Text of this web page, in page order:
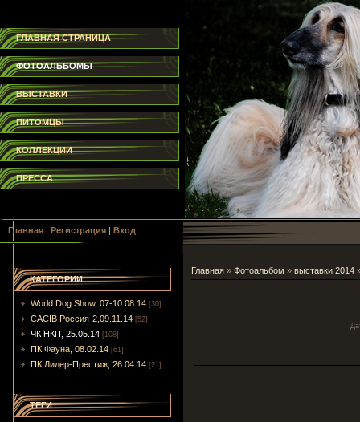
ГЛАВНАЯ СТРАНИЦА
ФОТОАЛЬБОМЫ
ВЫСТАВКИ
ПИТОМЦЫ
КОЛЛЕКЦИИ
ПРЕССА
Главная | Регистрация | Вход
КАТЕГОРИИ
World Dog Show, 07-10.08.14 [30]
CACIB Россия-2,09.11.14 [52]
ЧК НКП, 25.05.14 [108]
ПК Фауна, 08.02.14 [61]
ПК Лидер-Престиж, 26.04.14 [21]
ТЕГИ
Главная » Фотоальбом » выставки 2014